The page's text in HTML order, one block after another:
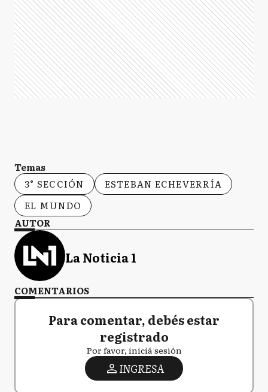
Temas
3° SECCIÓN
ESTEBAN ECHEVERRÍA
EL MUNDO
AUTOR
La Noticia 1
COMENTARIOS
Para comentar, debés estar
registrado
Por favor, iniciá sesión
INGRESA